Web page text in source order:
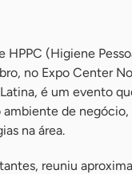
(Higiene
no Expo Center
é um evento
de
na área.
reuniu